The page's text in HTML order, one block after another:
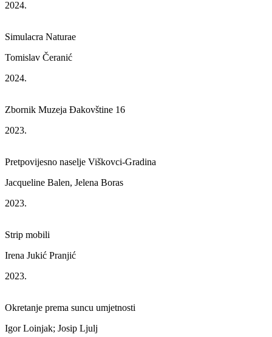
2024.
Simulacra Naturae
Tomislav Čeranić
2024.
Zbornik Muzeja Đakovštine 16
2023.
Pretpovijesno naselje Viškovci-Gradina
Jacqueline Balen, Jelena Boras
2023.
Strip mobili
Irena Jukić Pranjić
2023.
Okretanje prema suncu umjetnosti
Igor Loinjak; Josip Ljulj